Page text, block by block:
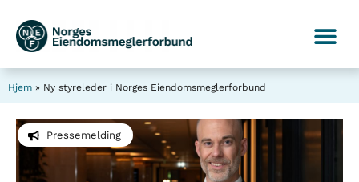
Hjem » Ny styreleder i Norges Eiendomsmeglerforbund
Pressemelding